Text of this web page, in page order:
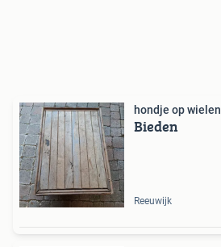
hondje op wielen
Bieden
Reeuwijk